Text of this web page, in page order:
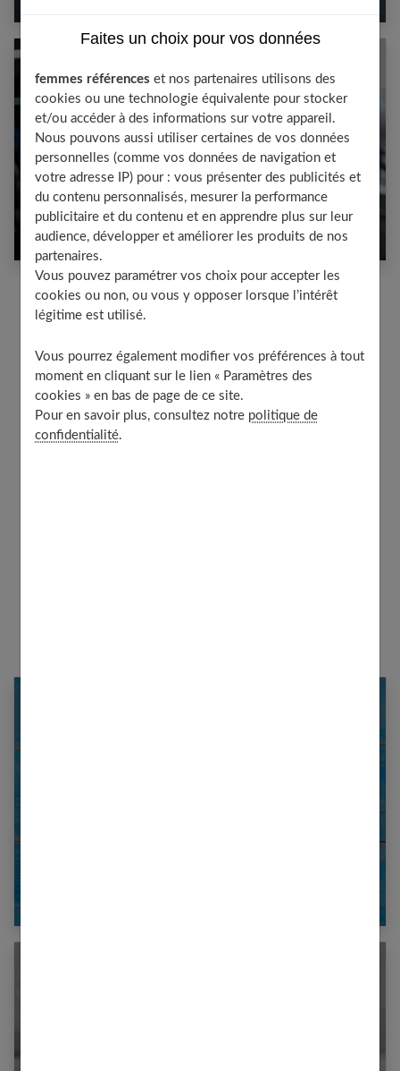
Maigrir avec les protéines : bonne ou
mauvaise idée ?
Faites un choix pour vos données
femmes références et nos partenaires utilisons des
cookies ou une technologie équivalente pour stocker
et/ou accéder à des informations sur votre appareil.
Nous pouvons aussi utiliser certaines de vos données
personnelles (comme vos données de navigation et
votre adresse IP) pour : vous présenter des publicités et
du contenu personnalisés, mesurer la performance
publicitaire et du contenu et en apprendre plus sur leur
audience, développer et améliorer les produits de nos
partenaires.
Vous pouvez paramétrer vos choix pour accepter les
cookies ou non, ou vous y opposer lorsque l’intérêt
légitime est utilisé.
Vous pourrez également modifier vos préférences à tout
moment en cliquant sur le lien « Paramètres des
cookies » en bas de page de ce site.
Pour en savoir plus, consultez notre politique de
confidentialité.